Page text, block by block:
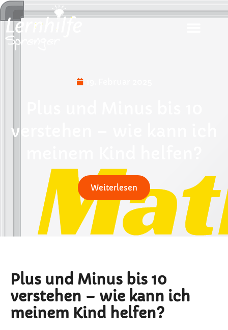
verstehen – wie kann ich
Weiterlesen
Plus und Minus bis 10
verstehen – wie kann ich
meinem Kind helfen?